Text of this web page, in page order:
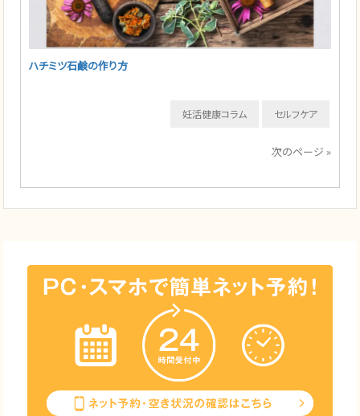
ハチミツ石鹸の作り方
セルフケア
妊活健康コラム
次のページ »